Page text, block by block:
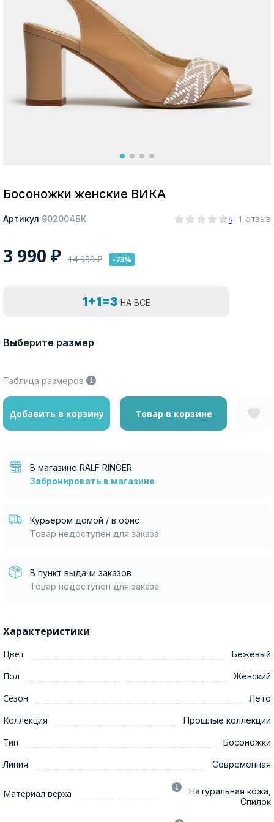
Босоножки женские ВИКА
Артикул 902004БК 5 1 отзыв
3 990 ₽ 14 980₽ -73%
1+1=3 НА ВСЁ
Выберите размер
Таблица размеров
Добавить в корзину Товар в корзине
В магазине RALF RINGER
Забронировать в магазине
Курьером домой / в офис
Товар недоступен для заказа
В пункт выдачи заказов
Товар недоступен для заказа
Характеристики
Цвет Бежевый
Пол Женский
Сезон Лето
Коллекция Прошлые коллекции
Тип Босоножки
Линия Современная
Материал верха
Натуральная кожа,
Спилок